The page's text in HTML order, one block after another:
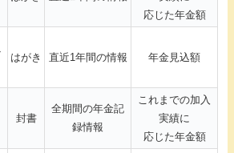
応じた年金額
はがき 直近1年間の情報 年金見込額
封書
全期間の年金記
録情報
これまでの加入
実績に
応じた年金額